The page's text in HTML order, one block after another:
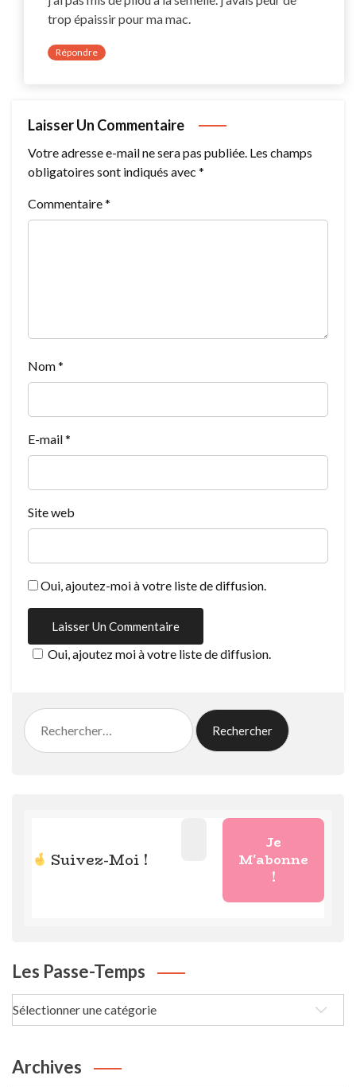
trop épaissir pour ma mac.
Répondre
Laisser Un Commentaire
Votre adresse e-mail ne sera pas publiée. Les champs
obligatoires sont indiqués avec *
Commentaire*
Nom*
E-mail*
Site web
Oui, ajoutez-moi à votre liste de diffusion.
Oui, ajoutez moi à votre liste de diffusion.
Rechercher :
Suivez-Moi !
Les Passe-Temps
Archives